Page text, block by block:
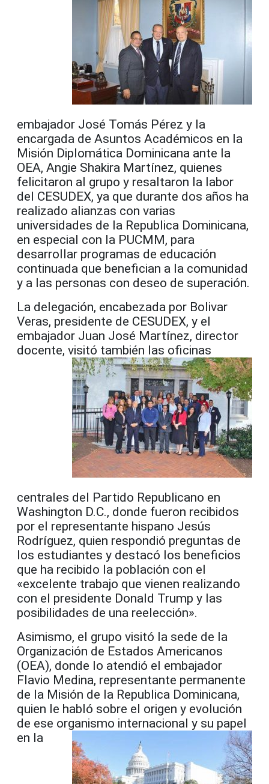
embajador José Tomás Pérez y la
encargada de Asuntos Académicos en la
Misión Diplomática Dominicana ante la
OEA, Angie Shakira Martínez, quienes
felicitaron al grupo y resaltaron la labor
del CESUDEX, ya que durante dos años ha
realizado alianzas con varias
universidades de la Republica Dominicana,
en especial con la PUCMM, para
desarrollar programas de educación
continuada que benefician a la comunidad
y a las personas con deseo de superación.
La delegación, encabezada por Bolivar
Veras, presidente de CESUDEX, y el
embajador Juan José Martínez, director
docente, visitó también las oficinas
centrales del Partido Republicano en
Washington D.C., donde fueron recibidos
por el representante hispano Jesús
Rodríguez, quien respondió preguntas de
los estudiantes y destacó los beneficios
que ha recibido la población con el
«excelente trabajo que vienen realizando
con el presidente Donald Trump y las
posibilidades de una reelección».
Asimismo, el grupo visitó la sede de la
Organización de Estados Americanos
(OEA), donde lo atendió el embajador
Flavio Medina, representante permanente
de la Misión de la Republica Dominicana,
quien le habló sobre el origen y evolución
de ese organismo internacional y su papel
en la